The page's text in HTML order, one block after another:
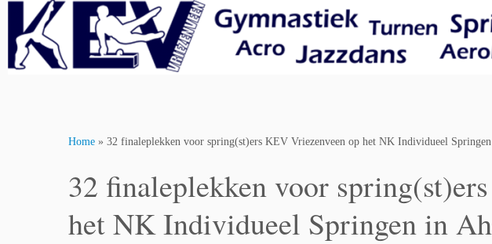
content
Home » 32 finaleplekken voor spring(st)ers KEV Vriezenveen op het NK Individueel
32 finaleplekken voor
het NK Individueel Springen in